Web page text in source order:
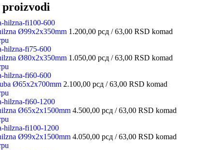
proizvodi
Ø99x2x350mm 1.200,00 рсд / 63,00 RSD komad
Ø80x2x350mm 1.050,00 рсд / 63,00 RSD komad
Ø65x2x700mm 2.100,00 рсд / 63,00 RSD komad
Ø65x2x1500mm 4.500,00 рсд / 63,00 RSD komad
Ø99x2x1500mm 4.050,00 рсд / 63,00 RSD komad